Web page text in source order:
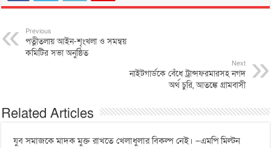
Previous
পত্নীতলায় আইন-শৃংখলা ও সমন্বয়
কমিটির সভা অনুষ্ঠিত
Next
নাইটগার্ডকে বেঁধে ট্রান্সফরমারসহ নগদ
অর্থ চুরি, আতঙ্কে গ্রামবাসী
Related Articles
যুব সমাজকে মাদক মুক্ত রাখতে খেলাধুলার বিকল্প নেই। –এমপি মিল্টন